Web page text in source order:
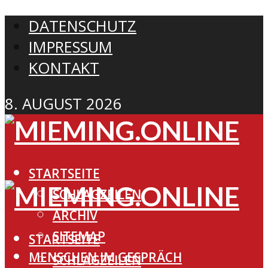
DATENSCHUTZ
IMPRESSUM
KONTAKT
8. AUGUST 2026
STARTSEITE
SCHLAGZEILEN
ARCHIV
SITEMAP
MENSCHEN IM GESPRÄCH
STARTSEITE
SCHLAGZEILEN